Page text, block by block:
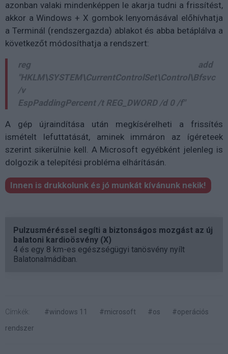
azonban valaki mindenképpen le akarja tudni a frissítést,
akkor a Windows + X gombok lenyomásával előhívhatja
a Terminál (rendszergazda) ablakot és abba betáplálva a
következőt módosíthatja a rendszert:
reg add
"HKLM\SYSTEM\CurrentControlSet\Control\Bfsvc
/v
EspPaddingPercent /t REG_DWORD /d 0 /f"
A gép újraindítása után megkísérelheti a frissítés
ismételt lefuttatását, aminek immáron az ígéreteek
szerint sikerülnie kell. A Microsoft egyébként jelenleg is
dolgozik a telepítési probléma elhárításán.
Innen is drukkolunk és jó munkát kívánunk nekik!
Pulzusméréssel segíti a biztonságos mozgást az új
balatoni kardioösvény (X)
4 és egy 8 km-es egészségügyi tanösvény nyílt
Balatonalmádiban.
Címkék: #windows 11 #microsoft #os
#operációs
rendszer